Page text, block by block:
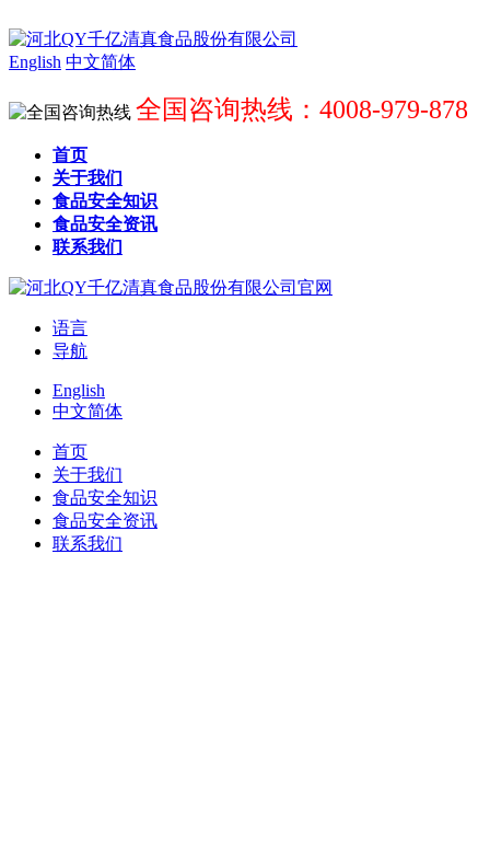
English 中文简体
全国咨询热线：4008-979-878
首页
关于我们
食品安全知识
食品安全资讯
联系我们
语言
导航
English
中文简体
首页
关于我们
食品安全知识
食品安全资讯
联系我们